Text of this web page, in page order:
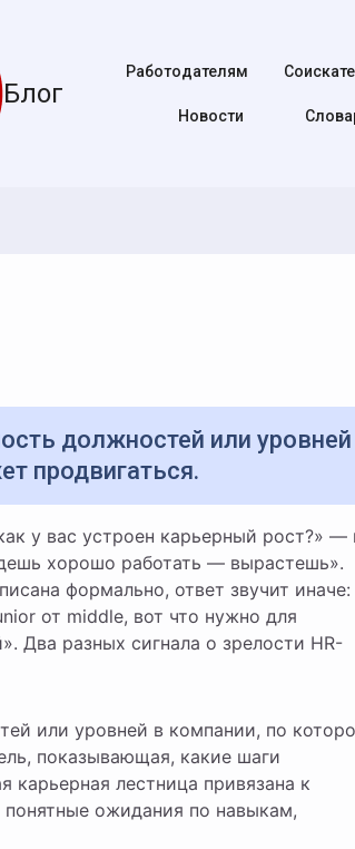
Блог
Работодателям
Новости
продвигаться.
хорошо работать — вырастешь».
формально, ответ звучит иначе:
от middle, вот что нужно для
Два разных сигнала о зрелости HR-
или уровней в компании, по
показывающая, какие шаги
карьерная лестница привязана к
ожидания по навыкам,